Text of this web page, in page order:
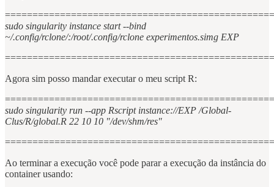
sudo singularity instance start --bind
~/.config/rclone/:/root/.config/rclone experimentos.simg EXP
Agora sim posso mandar executar o meu script R:
sudo singularity run --app Rscript instance://EXP /Global-
Clus/R/global.R 22 10 10 "/dev/shm/res"
Ao terminar a execução você pode parar a execução da instância do
container usando: